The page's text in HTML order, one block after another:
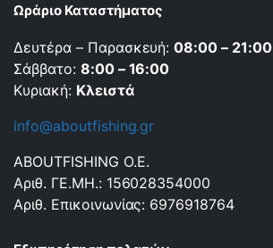
Ωράριο Καταστήματος
Δευτέρα – Παρασκευή:08:00 – 21:00
Σάββατο: 8:00 – 16:00
Κυριακή: Κλειστά
info@aboutfishing.gr
ABOUTFISHING Ο.Ε.
Αριθ. ΓΕ.ΜΗ.: 156028354000
Αριθ. Επικοινωνίας: 6976918764